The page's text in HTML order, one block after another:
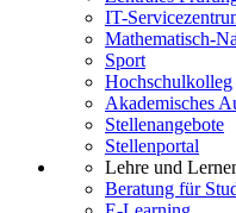
IT-
Mathematisch-
Sport
Hochschulkolleg
Akademisches
Stellenangebote
Stellenportal
Lehre und
Beratung für